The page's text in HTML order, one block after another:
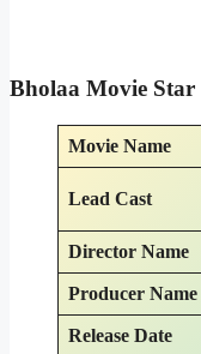
Bholaa Movie Star
Movie Name
Lead Cast
Director Name
Producer Name
Release Date